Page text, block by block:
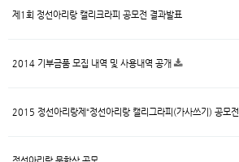
제1회 정선아리랑 캘리크라피 공모전 결과발표
2014 기부금품 모집 내역 및 사용내역 공개
2015 정선아리랑제“정선아리랑 캘리그라피(가사쓰기) 공모전